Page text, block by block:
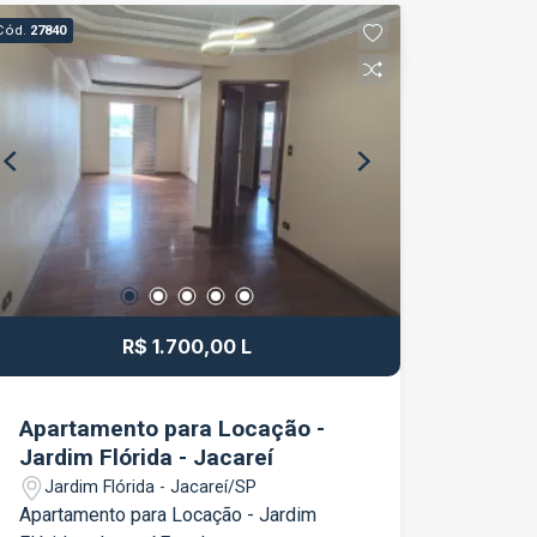
dormitórios; 1 banheiro; Sala ampla para
dois ambientes; Cozinha funcional; Área
de serviço; 1 vaga de garagem.
Localizado no bairro Parque Joinville, o
imóvel está próximo a supermercados,
escolas, farmácias, comércios e
serviços essenciais, proporcionando
mais praticidade para o dia a dia. Além
disso, conta com fácil acesso às
principais vias de Jacareí e à Rodovia
Presidente Dutra. Não perca essa
oportunidade de conquistar seu novo
27840
R$ 1.700,00 L
Apartamento para Locação -
Jardim Flórida - Jacareí
Jardim Flórida - Jacareí/SP
Apartamento para Locação - Jardim